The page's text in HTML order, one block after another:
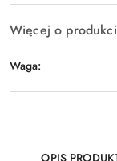
Więcej o
Waga: